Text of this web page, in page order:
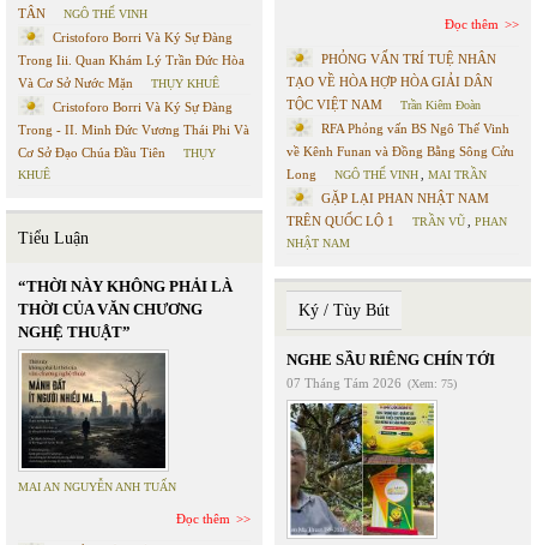
TÂN
NGÔ THẾ VINH
Cristoforo Borri Và Ký Sự Đàng
Trong Iii. Quan Khám Lý Trần Đức Hòa
Và Cơ Sở Nước Mặn
THỤY KHUÊ
Cristoforo Borri Và Ký Sự Đàng
Trong - II. Minh Đức Vương Thái Phi Và
Cơ Sở Đạo Chúa Đầu Tiên
THỤY
KHUÊ
Tiểu Luận
“THỜI NÀY KHÔNG PHẢI LÀ
THỜI CỦA VĂN CHƯƠNG
NGHỆ THUẬT”
MAI AN NGUYỄN ANH TUẤN
Đọc thêm
Đọc thêm
PHỎNG VẤN TRÍ TUỆ NHÂN
TẠO VỀ HÒA HỢP HÒA GIẢI DÂN
TỘC VIỆT NAM
Trần Kiêm Đoàn
RFA Phỏng vấn BS Ngô Thế Vinh
về Kênh Funan và Đồng Bằng Sông Cửu
Long
NGÔ THẾ VINH MAI TRẦN
GẶP LẠI PHAN NHẬT NAM
TRÊN QUỐC LỘ 1
TRẦN VŨ
PHAN
NHẬT NAM
Ký / Tùy Bút
NGHE SẦU RIÊNG CHÍN TỚI
07 Tháng Tám 2026 (Xem: 75)